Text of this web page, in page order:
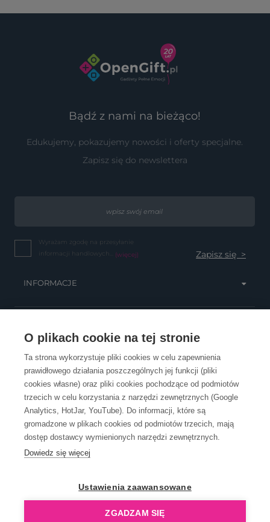
O plikach cookie na tej stronie
Ta strona wykorzystuje pliki cookies w celu zapewnienia
prawidłowego działania poszczególnych jej funkcji (pliki
cookies własne) oraz pliki cookies pochodzące od podmiotów
trzecich w celu korzystania z narzędzi zewnętrznych (Google
Analytics, HotJar, YouTube). Do informacji, które są
gromadzone w plikach cookies od podmiotów trzecich, mają
dostęp dostawcy wymienionych narzędzi zewnętrznych.
Dowiedz się więcej
Ustawienia zaawansowane
ZGADZAM SIĘ
Bądź z nami na bieżąco!
Edukujemy, pokazujemy nowości i oferty specjalne.
Zapisz się do newslettera
Wyrażam zgodę na przesyłanie
informacji handlowych... (więcej)
INFORMACJE
OBSŁUGA KLIENTA
KONTAKT
OpenGift jest częścią ReflectGroup.